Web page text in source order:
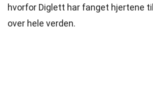
hvorfor Diglett har fanget hjertene
over hele verden.